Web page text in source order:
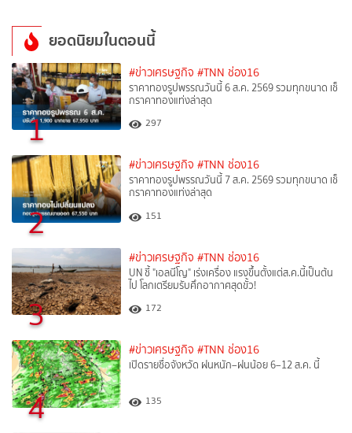
ยอดนิยมในตอนนี้
1
#ข่าวเศรษฐกิจ #TNN ช่อง16
ราคาทองรูปพรรณวันนี้ 6 ส.ค. 2569 รวมทุกขนาด เช็
กราคาทองแท่งล่าสุด
297
2
#ข่าวเศรษฐกิจ #TNN ช่อง16
ราคาทองรูปพรรณวันนี้ 7 ส.ค. 2569 รวมทุกขนาด เช็
กราคาทองแท่งล่าสุด
151
3
#ข่าวเศรษฐกิจ #TNN ช่อง16
UN ชี้ "เอลนีโญ" เร่งเครื่อง แรงขึ้นตั้งแต่ส.ค.นี้เป็นต้น
ไป โลกเตรียมรับศึกอากาศสุดขั้ว!
172
4
#ข่าวเศรษฐกิจ #TNN ช่อง16
เปิดรายชื่อจังหวัด ฝนหนัก–ฝนน้อย 6–12 ส.ค. นี้
135